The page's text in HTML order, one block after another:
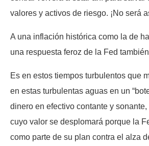
valores y activos de riesgo. ¡No será
A una inflación histórica como la de
una respuesta feroz de la Fed
Es en estos tiempos turbulentos que
en estas turbulentas aguas en un
dinero en efectivo contante y
cuyo valor se desplomará porque la
como parte de su plan contra el alza